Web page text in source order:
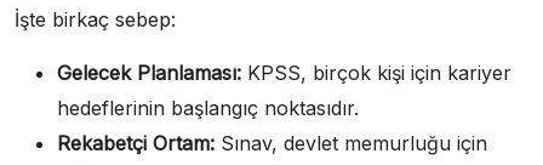
İşte birkaç sebep:
Gelecek Planlaması: KPSS, birçok kişi için kariyer
hedeflerinin başlangıç noktasıdır.
Rekabetçi Ortam: Sınav, devlet memurluğu için